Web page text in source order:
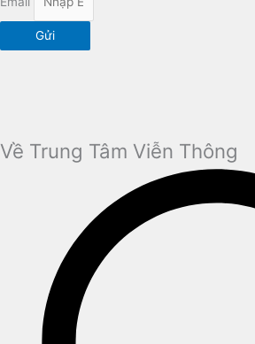
Gửi
Về Trung Tâm Viễn Thông